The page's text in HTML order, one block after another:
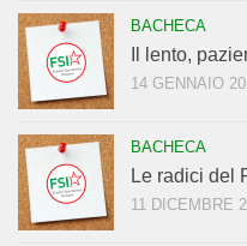
BACHECA
Il lento,
14 GENNAIO
BACHECA
Le radici del
11 DICEMBRE